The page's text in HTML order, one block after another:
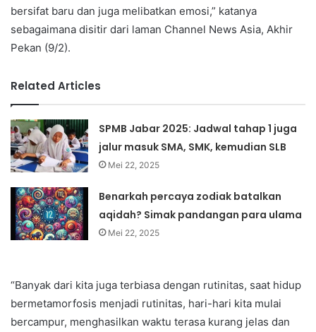
bersifat baru dan juga melibatkan emosi,” katanya
sebagaimana disitir dari laman Channel News Asia, Akhir
Pekan (9/2).
Related Articles
SPMB Jabar 2025: Jadwal tahap 1 juga
jalur masuk SMA, SMK, kemudian SLB
Mei 22, 2025
Benarkah percaya zodiak batalkan
aqidah? Simak pandangan para ulama
Mei 22, 2025
“Banyak dari kita juga terbiasa dengan rutinitas, saat hidup
bermetamorfosis menjadi rutinitas, hari-hari kita mulai
bercampur, menghasilkan waktu terasa kurang jelas dan